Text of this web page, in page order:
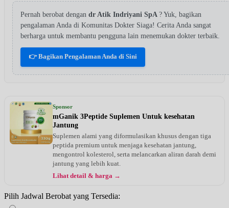
Pernah berobat dengan dr Atik Indriyani SpA ? Yuk, bagikan
pengalaman Anda di Komunitas Dokter Siaga! Cerita Anda sangat
berharga untuk membantu pengguna lain menemukan dokter terbaik.
👉 Bagikan Pengalaman Anda di Sini
Sponsor
mGanik 3Peptide Suplemen Untuk kesehatan
Jantung
Suplemen alami yang diformulasikan khusus dengan tiga
peptida premium untuk menjaga kesehatan jantung,
mengontrol kolesterol, serta melancarkan aliran darah demi
jantung yang lebih kuat.
Lihat detail & harga →
Pilih Jadwal Berobat yang Tersedia: